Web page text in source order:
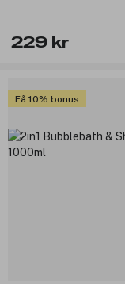
229 kr
Få 10% bonus